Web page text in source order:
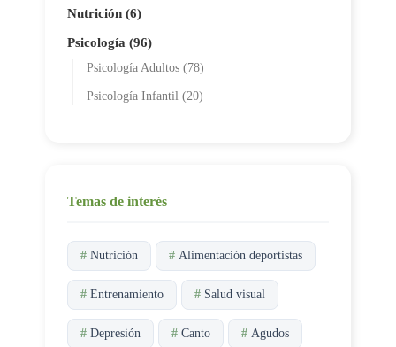
Nutrición (6)
Psicología (96)
Psicología Adultos (78)
Psicología Infantil (20)
Temas de interés
# Nutrición # Alimentación deportistas
# Entrenamiento # Salud visual
# Depresión # Canto # Agudos